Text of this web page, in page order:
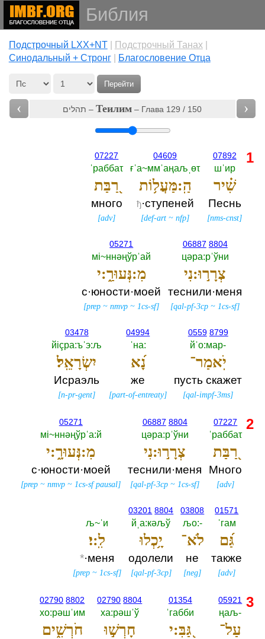
Библия
Подстрочный LXX+NT| Подстрочный Танах
Cинодальный + Стронг| Благословение Отца
Перейти
‹ תהלים –Теилим – Глава 129 / 150 ›
07892
шˈир
שִׁ֗יר
Песнь
[nms-cnst]
04609
ғˈа~ммˈаңаљˌөτ
הַֽ:מַּעֲל֥וֹת
ђ·ступеней
[def-art ~nfp]
07227
ˈраббаτ
רַ֭בַּת
много
[adv]
06887 8804
цәра:рˈўни
צְרָר֣וּ:נִי
теснили·меня
[qal-pf-3cp ~1cs-sf]
05271
мi~ннәңўрˈай
מִ:נְּעוּרַ֑:י
с·юности·моей
[prep ~nmvp ~1cs-sf]
0559 8799
йˈо:мар-‎
יֹֽאמַר־
пусть скажет
[qal-impf-3ms]
04994
ˈна:‎
נָ֝א
же
[part-of-entreaty]
03478
йiçра:ъˈэ:љ
יִשְׂרָאֵֽל׃
Исраэль
[n-pr-gent]
1
07227
ˈраббаτ
רַ֭בַּת
Много
[adv]
06887 8804
цәра:рˈўни
צְרָר֣וּ:נִי
теснили·меня
[qal-pf-3cp ~1cs-sf]
05271
мi~ннәңўрˈа:й
מִ:נְּעוּרָ֑:י
с·юности·моей
[prep ~nmvp ~1cs-sf pausal]
01571
ˈгам
גַּ֝ם
также
[adv]
03808
љо:-‎
לֹא־
не
[neg]
03201 8804
йˌа:кәљў
יָ֥כְלוּ
одолели
[qal-pf-3cp]
љ~ˈи
לִֽ:י׃
*·меня
[prep ~1cs-sf]
2
05921
ңаљ-‎
עַל־
01354
ˈгабби
גַּ֭בִּ:י
02790 8804
ха:рәшˈў
חָרְשׁ֣וּ
02790 8802
хо:рәшˈим
חֹרְשִׁ֑ים
3